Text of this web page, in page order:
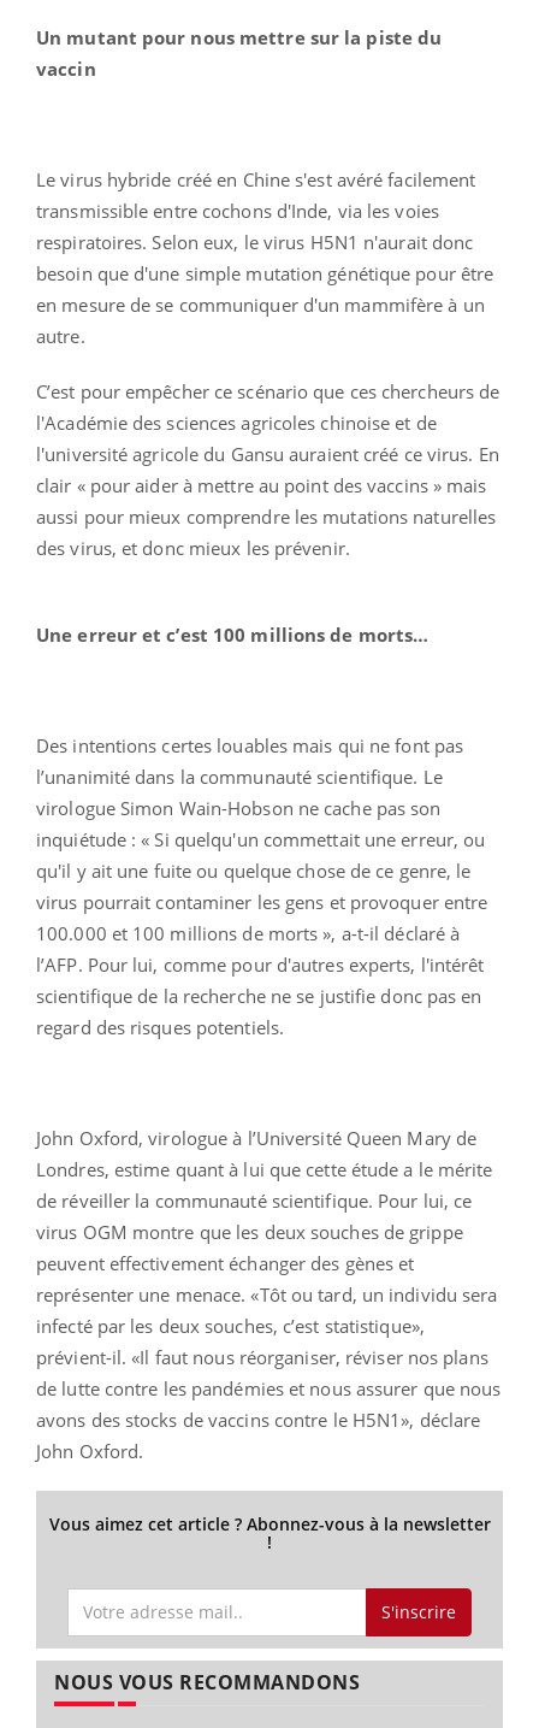
Un mutant pour nous mettre sur la piste du
vaccin
Le virus hybride créé en Chine s'est avéré facilement
transmissible entre cochons d'Inde, via les voies
respiratoires. Selon eux, le virus H5N1 n'aurait donc
besoin que d'une simple mutation génétique pour être
en mesure de se communiquer d'un mammifère à un
autre.
C’est pour empêcher ce scénario que ces chercheurs de
l'Académie des sciences agricoles chinoise et de
l'université agricole du Gansu auraient créé ce virus. En
clair « pour aider à mettre au point des vaccins » mais
aussi pour mieux comprendre les mutations naturelles
des virus, et donc mieux les prévenir.
Une erreur et c’est 100 millions de morts…
Des intentions certes louables mais qui ne font pas
l’unanimité dans la communauté scientifique. Le
virologue Simon Wain-Hobson ne cache pas son
inquiétude : « Si quelqu'un commettait une erreur, ou
qu'il y ait une fuite ou quelque chose de ce genre, le
virus pourrait contaminer les gens et provoquer entre
100.000 et 100 millions de morts », a-t-il déclaré à
l’AFP. Pour lui, comme pour d'autres experts, l'intérêt
scientifique de la recherche ne se justifie donc pas en
regard des risques potentiels.
John Oxford, virologue à l’Université Queen Mary de
Londres, estime quant à lui que cette étude a le mérite
de réveiller la communauté scientifique. Pour lui, ce
virus OGM montre que les deux souches de grippe
peuvent effectivement échanger des gènes et
représenter une menace. «Tôt ou tard, un individu sera
infecté par les deux souches, c’est statistique»,
prévient-il. «Il faut nous réorganiser, réviser nos plans
de lutte contre les pandémies et nous assurer que nous
avons des stocks de vaccins contre le H5N1», déclare
John Oxford.
Vous aimez cet article ? Abonnez-vous à la newsletter
!
S'inscrire
NOUS VOUS RECOMMANDONS